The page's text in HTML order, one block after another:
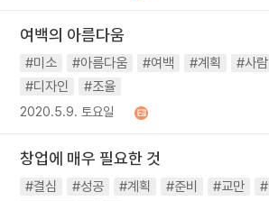
여백의 아름다움
#미소 #아름다움 #여백 #계획 #사람
#디자인
#조율
2020.5.9. 토요일
창업에 매우 필요한 것
#결심 #성공 #계획 #준비 #교만